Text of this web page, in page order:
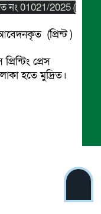
নং 01021/2025 (
(প্রিন্ট )
প্রেস
হতে মুদ্রিত।